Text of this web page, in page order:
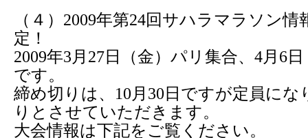
（４）2009年第24回サハラマラソン情
定！
2009年3月27日（金）パリ集合、4月6
です。
締め切りは、10月30日ですが定員にな
りとさせていただきます。
大会情報は下記をご覧ください。